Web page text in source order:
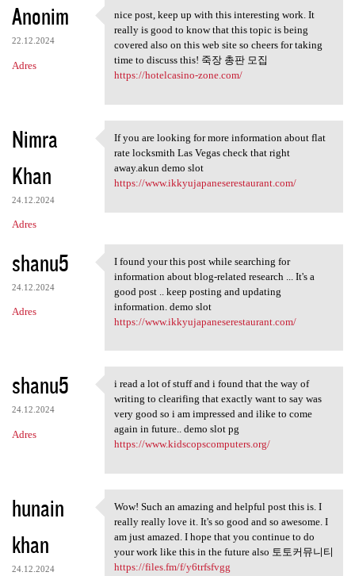
Anonim
22.12.2024
Adres
nice post, keep up with this
nice post, keep up with this interesting work. It
really is good to know that this topic is being
covered also on this web site so cheers for taking
time to discuss this! 죽장 총판 모집
https://hotelcasino-zone.com/
Nimra
Khan
24.12.2024
Adres
If you are looking for more
If you are looking for more information about flat
rate locksmith Las Vegas check that right
away.akun demo slot
https://www.ikkyujapaneserestaurant.com/
shanu5
24.12.2024
Adres
I found your this post while
I found your this post while searching for
information about blog-related research ... It's a
good post .. keep posting and updating
information. demo slot
https://www.ikkyujapaneserestaurant.com/
shanu5
24.12.2024
Adres
i read a lot of stuff and i
i read a lot of stuff and i found that the way of
writing to clearifing that exactly want to say was
very good so i am impressed and ilike to come
again in future.. demo slot pg
https://www.kidscopscomputers.org/
hunain
khan
24.12.2024
Wow! Such an amazing and
Wow! Such an amazing and helpful post this is. I
really really love it. It's so good and so awesome. I
am just amazed. I hope that you continue to do
your work like this in the future also 토토커뮤니티
https://files.fm/f/y6trfsfvgg